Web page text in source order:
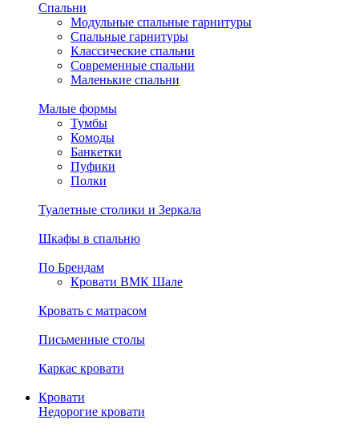
Спальни
Модульные спальные гарнитуры
Спальные гарнитуры
Классические спальни
Современные спальни
Маленькие спальни
Малые формы
Тумбы
Комоды
Банкетки
Пуфики
Полки
Туалетные столики и Зеркала
Шкафы в спальню
По Брендам
Кровати ВМК Шале
Кровать с матрасом
Письменные столы
Каркас кровати
Кровати
Недорогие кровати